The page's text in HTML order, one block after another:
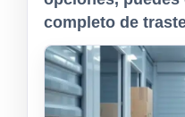
completo de